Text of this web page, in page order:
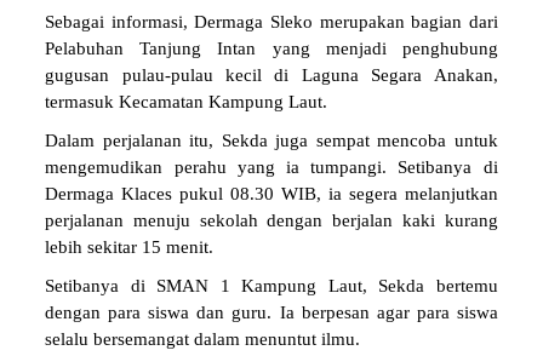
Sebagai informasi, Dermaga Sleko merupakan bagian dari
Pelabuhan Tanjung Intan yang menjadi penghubung
gugusan pulau-pulau kecil di Laguna Segara Anakan,
termasuk Kecamatan Kampung Laut.
Dalam perjalanan itu, Sekda juga sempat mencoba untuk
mengemudikan perahu yang ia tumpangi. Setibanya di
Dermaga Klaces pukul 08.30 WIB, ia segera melanjutkan
perjalanan menuju sekolah dengan berjalan kaki kurang
lebih sekitar 15 menit.
Setibanya di SMAN 1 Kampung Laut, Sekda bertemu
dengan para siswa dan guru. Ia berpesan agar para siswa
selalu bersemangat dalam menuntut ilmu.